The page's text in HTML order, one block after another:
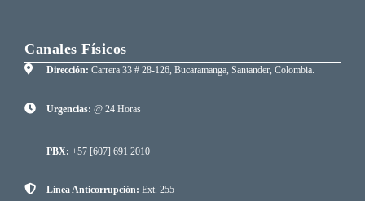
Canales Físicos
Dirección: Carrera 33 # 28-126, Bucaramanga, Santander, Colombia.
Urgencias: @ 24 Horas
PBX: +57 [607] 691 2010
Línea Anticorrupción: Ext. 255